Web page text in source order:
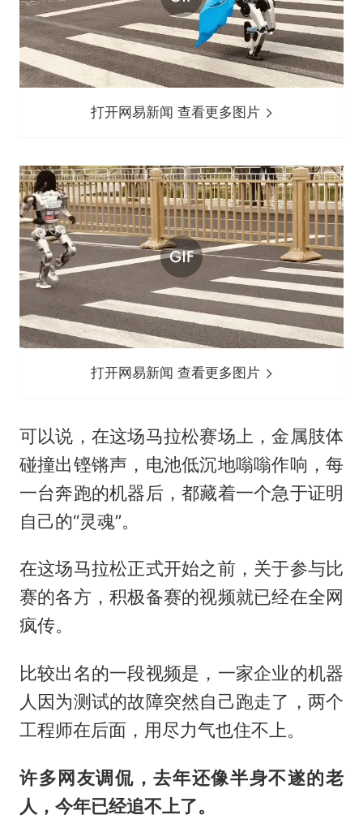
打开网易新闻 查看更多图片
打开网易新闻 查看更多图片
可以说，在这场马拉松赛场上，金属肢体
碰撞出铿锵声，电池低沉地嗡嗡作响，每
一台奔跑的机器后，都藏着一个急于证明
自己的“灵魂”。
在这场马拉松正式开始之前，关于参与比
赛的各方，积极备赛的视频就已经在全网
疯传。
比较出名的一段视频是，一家企业的机器
人因为测试的故障突然自己跑走了，两个
工程师在后面，用尽力气也住不上。
许多网友调侃，去年还像半身不遂的老
人，今年已经追不上了。